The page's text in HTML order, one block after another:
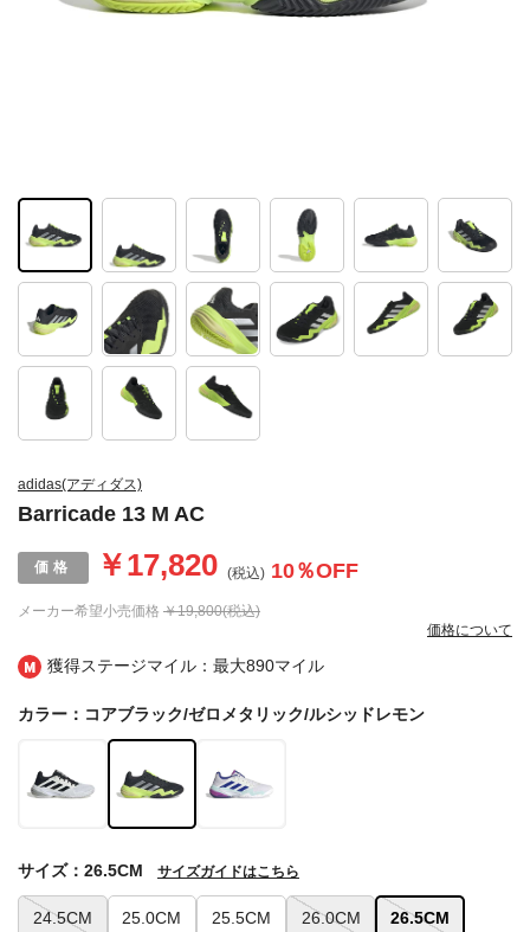
獲得ステージマイル：最大890マイル
adidas(アディダス)
Barricade 13 M AC
メーカー希望小売価格 ￥19,800(税込)
￥17,820 (税込) 10％OFF
価格について
カラー：コアブラック/ゼロメタリック/ルシッドレモン
24.5CM 25.0CM 25.5CM 26.0CM 26.5CM
サイズ：26.5CM サイズガイドはこちら